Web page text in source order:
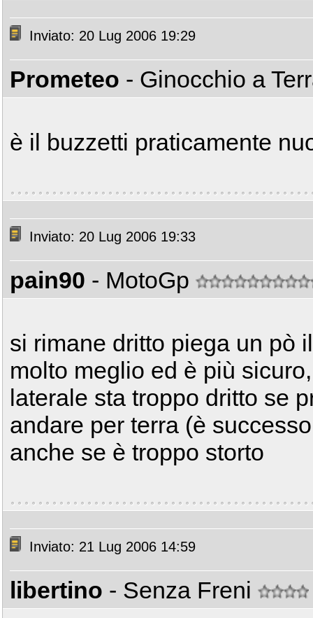
Inviato: 20 Lug 2006 19:29
Prometeo - Ginocchio a
è il buzzetti praticamente
Inviato: 20 Lug 2006 19:33
pain90 - MotoGp
si rimane dritto piega un pò
molto meglio ed è più
laterale sta troppo dritto se
andare per terra (è
anche se è troppo storto
Inviato: 21 Lug 2006 14:59
libertino - Senza Freni